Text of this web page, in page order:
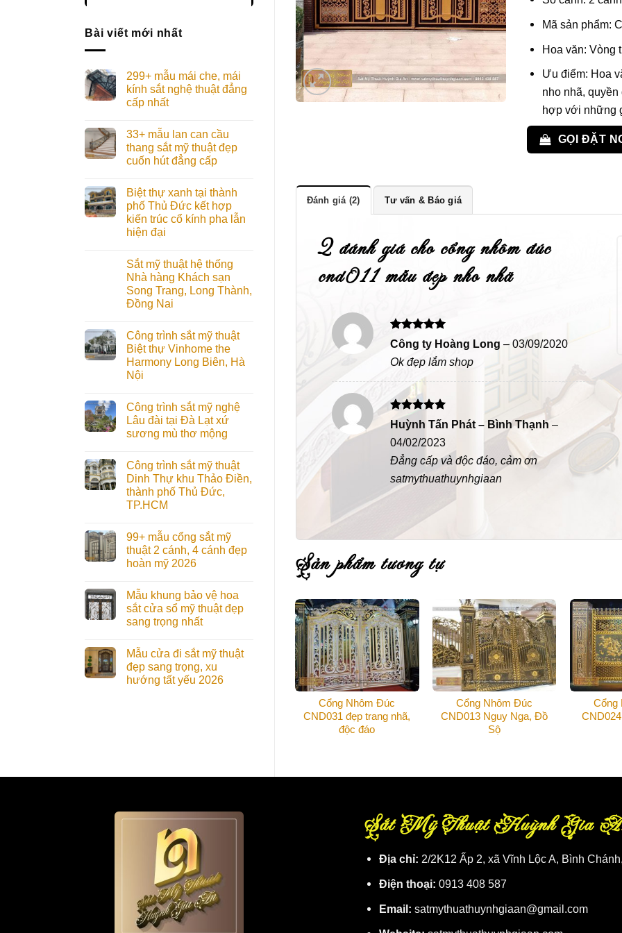
Bài viết mới nhất
299+ mẫu mái che, mái
kính sắt nghệ thuật đẳng
cấp nhất
33+ mẫu lan can cầu
thang sắt mỹ thuật đẹp
cuốn hút đẳng cấp
Biệt thự xanh tại thành
phố Thủ Đức kết hợp
kiến trúc cổ kính pha lẫn
hiện đại
Sắt mỹ thuật hệ thống
Nhà hàng Khách sạn
Song Trang, Long Thành,
Đồng Nai
Công trình sắt mỹ thuật
Biệt thự Vinhome the
Harmony Long Biên, Hà
Nội
Công trình sắt mỹ nghệ
Lâu đài tại Đà Lạt xứ
sương mù thơ mộng
Công trình sắt mỹ thuật
Dinh Thự khu Thảo Điền,
thành phố Thủ Đức,
TP.HCM
99+ mẫu cổng sắt mỹ
thuật 2 cánh, 4 cánh đẹp
hoàn mỹ 2026
Mẫu khung bảo vệ hoa
sắt cửa sổ mỹ thuật đẹp
sang trọng nhất
Mẫu cửa đi sắt mỹ thuật
đẹp sang trọng, xu
hướng tất yếu 2026
Mã sản phẩm:
Hoa văn: Vòng
Ưu điểm: Hoa
nho nhã,
hợp với những
GỌI ĐẶT
Đánh giá (2) Tư vấn & Báo giá
2 đánh giá chocổng nhôm đúc
cnd011 mẫu đẹp nho nhã
Được xếp
hạng55
sao
Công ty Hoàng Long– 03/09/2020
Ok đẹp lắm shop
Được xếp
hạng55
sao
Huỳnh Tấn Phát – Bình Thạnh–
04/02/2023
Đẳng cấp và độc đáo, cảm ơn
satmythuathuynhgiaan
sản phẩm tương tự
Cổng Nhôm Đúc
CND031 đẹp trang nhã,
độc đáo
Cổng Nhôm Đúc
CND013 Nguy Nga, Đồ
Sộ
Cổng
Sắt Mỹ Thuật Huỳnh Gia
Địa chỉ: 2/2K12 Ấp 2, xã Vĩnh Lộc A, Bình
Điện thoại: 0913 408 587
Email: satmythuathuynhgiaan@gmail.com